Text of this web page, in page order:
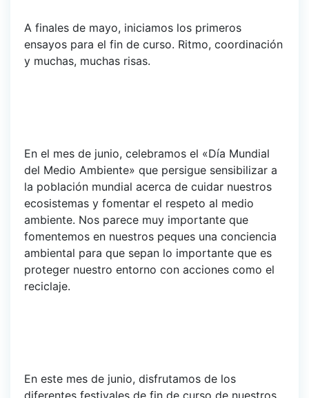
A finales de mayo, iniciamos los primeros
ensayos para el fin de curso. Ritmo, coordinación
y muchas, muchas risas.
En el mes de junio, celebramos el «Día Mundial
del Medio Ambiente» que persigue sensibilizar a
la población mundial acerca de cuidar nuestros
ecosistemas y fomentar el respeto al medio
ambiente. Nos parece muy importante que
fomentemos en nuestros peques una conciencia
ambiental para que sepan lo importante que es
proteger nuestro entorno con acciones como el
reciclaje.
En este mes de junio, disfrutamos de los